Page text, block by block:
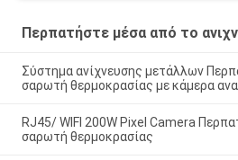
Περπατήστε μέσα από το
Σύστημα ανίχνευσης μετάλλων
σαρωτή θερμοκρασίας με κάμερα
RJ45/ WIFI 200W Pixel Camera
σαρωτή θερμοκρασίας